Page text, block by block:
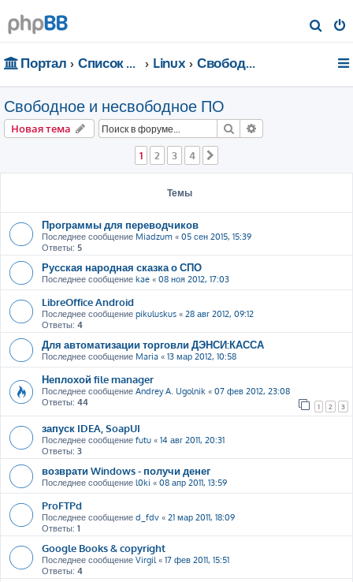
о
Портал Список форумов Linux Свободное и несвободное ПО
Свободное и несвободное ПО
Новая тема Поиск
1 2 3 4
Темы
Программы для переводчиков
Последнее сообщение Miadzum « 05 сен 2015, 15:39
Ответы: 5
Русская народная сказка о СПО
Последнее сообщение kae « 08 ноя 2012, 17:03
LibreOffice Android
Последнее сообщение pikuluskus « 28 авг 2012, 09:12
Ответы: 4
Для автоматизации торговли ДЭНСИ:КАССА
Последнее сообщение Maria « 13 мар 2012, 10:58
Неплохой file manager
Последнее сообщение Andrey A. Ugolnik « 07 фев 2012, 23:08
Ответы: 44 1 2 3
запуск IDEA, SoapUI
Последнее сообщение futu « 14 авг 2011, 20:31
Ответы: 3
возврати Windows - получи денег
Последнее сообщение l0ki « 08 апр 2011, 13:59
ProFTPd
Последнее сообщение d_fdv « 21 мар 2011, 18:09
Ответы: 1
Google Books & copyright
Последнее сообщение Virgil« 17 фев 2011, 15:51
Ответы: 4